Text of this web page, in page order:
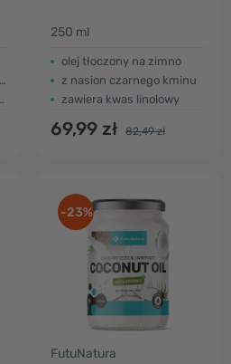
250 ml
olej tłoczony na zimno
z nasion czarnego kminu
zawiera kwas linolowy
69,99 zł 82,49 zł
-23%
FutuNatura